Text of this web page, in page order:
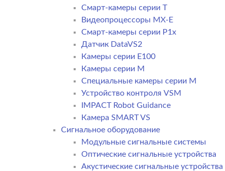
Смарт-камеры серии T
Видеопроцессоры MX-E
Смарт-камеры серии P1x
Датчик DataVS2
Камеры серии E100
Камеры серии M
Специальные камеры серии M
Устройство контроля VSM
IMPACT Robot Guidance
Камера SMART VS
Cигнальное оборудование
Модульные сигнальные системы
Оптические сигнальные устройства
Акустические сигнальные устройства